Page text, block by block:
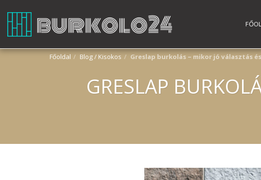
Főoldal Blog / Kisokos Greslap burkolás – mikor jó választás
GRESLAP